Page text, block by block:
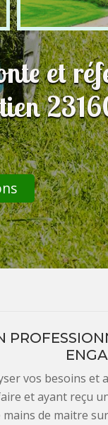
et
vos besoins
et ayant reçu
de maitre